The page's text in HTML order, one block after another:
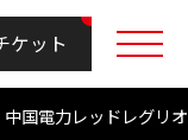
ケット
国電力レッドレグ